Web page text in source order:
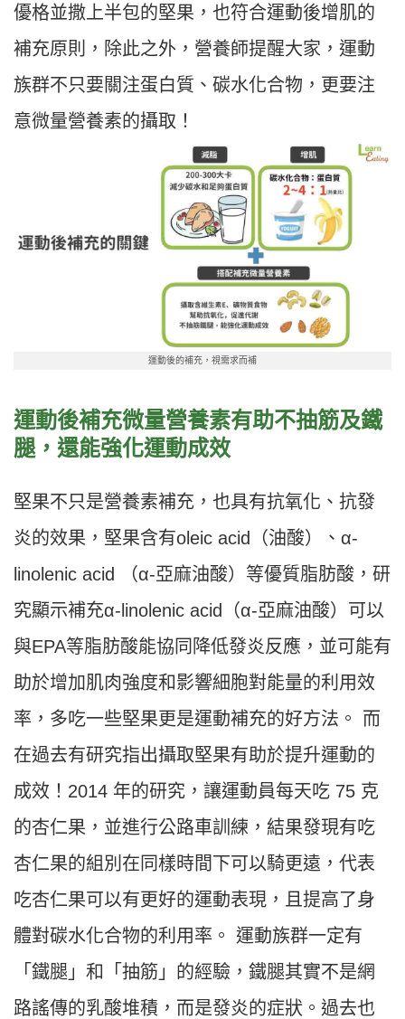
優格並撒上半包的堅果，也符合運動後增肌的
補充原則，除此之外，營養師提醒大家，運動
族群不只要關注蛋白質、碳水化合物，更要注
意微量營養素的攝取！
運動後的補充，視需求而補
運動後補充微量營養素有助不抽筋及鐵
腿，還能強化運動成效
堅果不只是營養素補充，也具有抗氧化、抗發
炎的效果，堅果含有oleic acid（油酸）、α-
linolenic acid （α-亞麻油酸）等優質脂肪酸，研
究顯示補充α-linolenic acid（α-亞麻油酸）可以
與EPA等脂肪酸能協同降低發炎反應，並可能有
助於增加肌肉強度和影響細胞對能量的利用效
率，多吃一些堅果更是運動補充的好方法。 而
在過去有研究指出攝取堅果有助於提升運動的
成效！2014 年的研究，讓運動員每天吃 75 克
的杏仁果，並進行公路車訓練，結果發現有吃
杏仁果的組別在同樣時間下可以騎更遠，代表
吃杏仁果可以有更好的運動表現，且提高了身
體對碳水化合物的利用率。 運動族群一定有
「鐵腿」和「抽筋」的經驗，鐵腿其實不是網
路謠傳的乳酸堆積，而是發炎的症狀。過去也